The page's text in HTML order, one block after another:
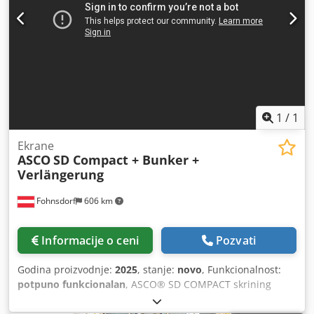
1 / 1
Fohnsdorf 606 km
Ekrane
ASCOSD Compact + Bunker +
Verlängerung
Informacije o ceni Pozvati
Godina proizvodnje: 2025, stanje: novo, Funkcionalnost:
potpuno funkcionalan, ASCO® SD COMPACT skrining
bubanj sa BUNKER i sa EKTENSION je napravljen od